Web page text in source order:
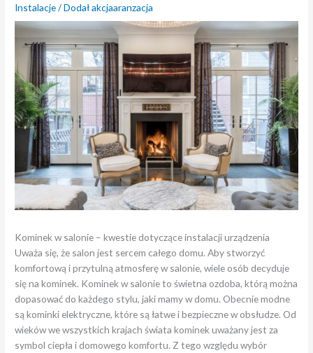
Instalacje/ Dodałakcjaaranzacja
Kominek w salonie – kwestie dotyczące instalacji urządzenia
Uważa się, że salon jest sercem całego domu. Aby stworzyć
komfortową i przytulną atmosferę w salonie, wiele osób decyduje
się na kominek. Kominek w salonie to świetna ozdoba, którą można
dopasować do każdego stylu, jaki mamy w domu. Obecnie modne
są kominki elektryczne, które są łatwe i bezpieczne w obsłudze. Od
wieków we wszystkich krajach świata kominek uważany jest za
symbol ciepła i domowego komfortu. Z tego względu wybór